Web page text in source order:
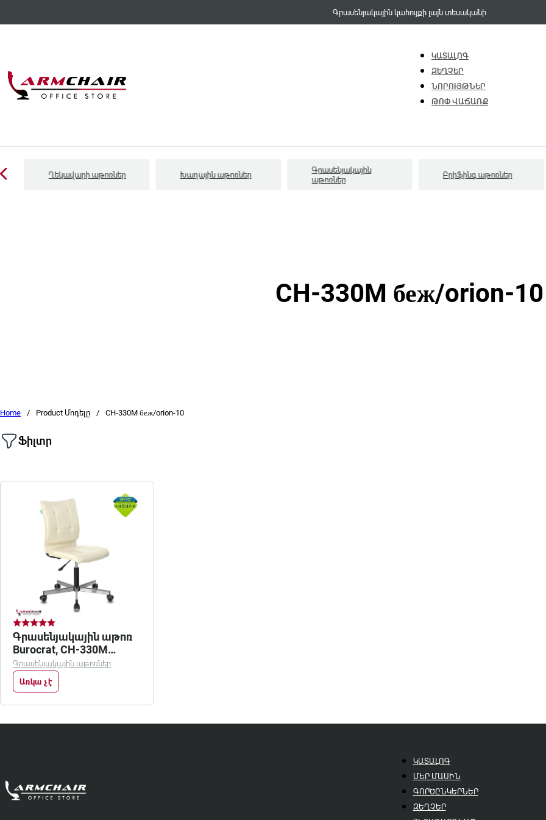
Գրասենյակային կահույքի լայն տեսականի
ԿԱՏԱԼՈԳ
ԶԵՂՉԵՐ
ՆՈՐՈՒՅԹՆԵՐ
ԹՈՓ ՎԱՃԱՌՔ
Ղեկավարի աթոռներ Խաղային աթոռներ
Գրասենյակային
աթոռներ
Բրիֆինգ աթոռներ
CH-330M беж/orion-10
Home / Product Մոդելը / CH-330M беж/orion-10
Ֆիլտր
Գրասենյակային աթոռ
Burocrat, CH-330M
беж/orion-10
Գրասենյակային աթոռներ
Առկա չէ
ԿԱՏԱԼՈԳ
ՄԵՐ ՄԱՍԻՆ
ԳՈՐԾԸՆԿԵՐՆԵՐ
ԶԵՂՉԵՐ